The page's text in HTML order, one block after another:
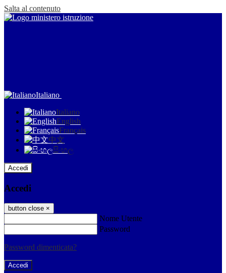
Salta al contenuto
Italiano
Italiano
English
Français
中文
සිංහල
Accedi
Accedi
button close ×
Nome Utente
Password
Password dimenticata?